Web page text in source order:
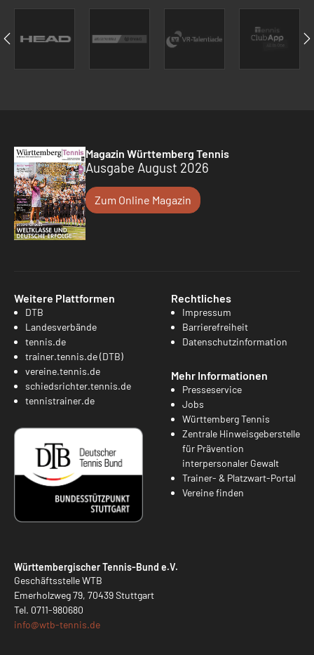
Magazin Württemberg Tennis
Ausgabe August 2026
Zum Online Magazin
Weitere Plattformen
DTB
Landesverbände
tennis.de
trainer.tennis.de (DTB)
vereine.tennis.de
schiedsrichter.tennis.de
tennistrainer.de
Rechtliches
Impressum
Barrierefreiheit
Datenschutzinformation
Mehr Informationen
Presseservice
Jobs
Württemberg Tennis
Zentrale Hinweisgeberstelle
für Prävention
interpersonaler Gewalt
Trainer- & Platzwart-Portal
Vereine finden
Württembergischer Tennis-Bund e.V.
Geschäftsstelle WTB
Emerholzweg 79, 70439 Stuttgart
Tel. 0711-980680
info@wtb-tennis.de